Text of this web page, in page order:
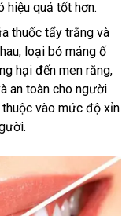
hiệu quả tốt hơn.
thuốc tẩy trắng và
loại bỏ mảng ố
hại đến men răng,
an toàn cho người
vào mức độ xỉn